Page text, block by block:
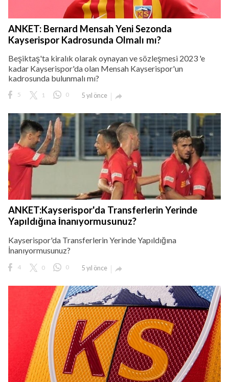
ANKET: Bernard Mensah Yeni Sezonda
Kayserispor Kadrosunda Olmalı mı?
Beşiktaş'ta kiralık olarak oynayan ve sözleşmesi 2023 'e
kadar Kayserispor'da olan Mensah Kayserispor'un
kadrosunda bulunmalı mı?
5 1 0 5 yıl önce 
ANKET:Kayserispor'da Transferlerin Yerinde
Yapıldığına İnanıyormusunuz?
Kayserispor'da Transferlerin Yerinde Yapıldığına
İnanıyormusunuz?
4 0 0 5 yıl önce 